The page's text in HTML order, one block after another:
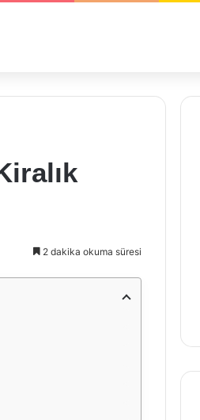
2 dakika okuma süresi